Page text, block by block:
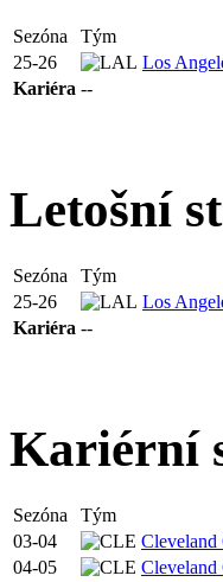
Sezóna Tým
25-26
Los
Kariéra --
Letošní
Sezóna Tým
25-26
Los
Kariéra --
Kariérní
Sezóna Tým
03-04
Cleveland
04-05
Cleveland